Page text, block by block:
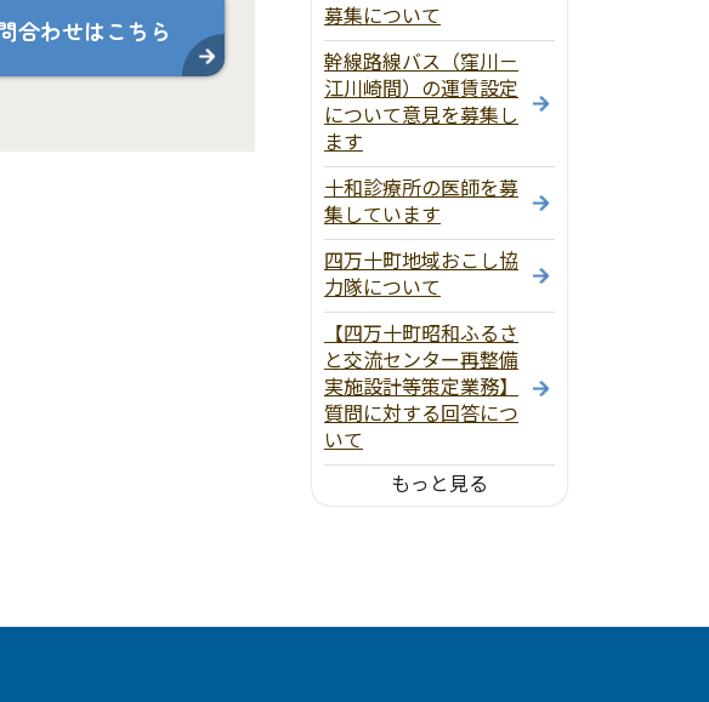
合わせはこちら
募集について
幹線路線バス（窪川－
江川崎間）の運賃設定
について意見を募集し
ます
十和診療所の医師を募
集しています
四万十町地域おこし協
力隊について
【四万十町昭和ふるさ
と交流センター再整備
実施設計等策定業務】
質問に対する回答につ
いて
もっと見る